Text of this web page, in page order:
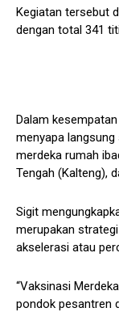
Kegiatan tersebut
dengan total 341
Dalam
menyapa
merdeka rumah
Tengah (Kalteng),
Sigit
merupakan
akselerasi atau
“Vaksinasi
pondok pesantren